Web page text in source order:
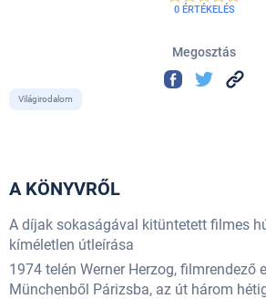
0 ÉRTÉKELÉS
Megosztás
Világirodalom
A KÖNYVRŐL
A díjak sokaságával kitüntetett filmes
kíméletlen útleírása
1974 telén Werner Herzog, filmrendező
Münchenből Párizsba, az út három